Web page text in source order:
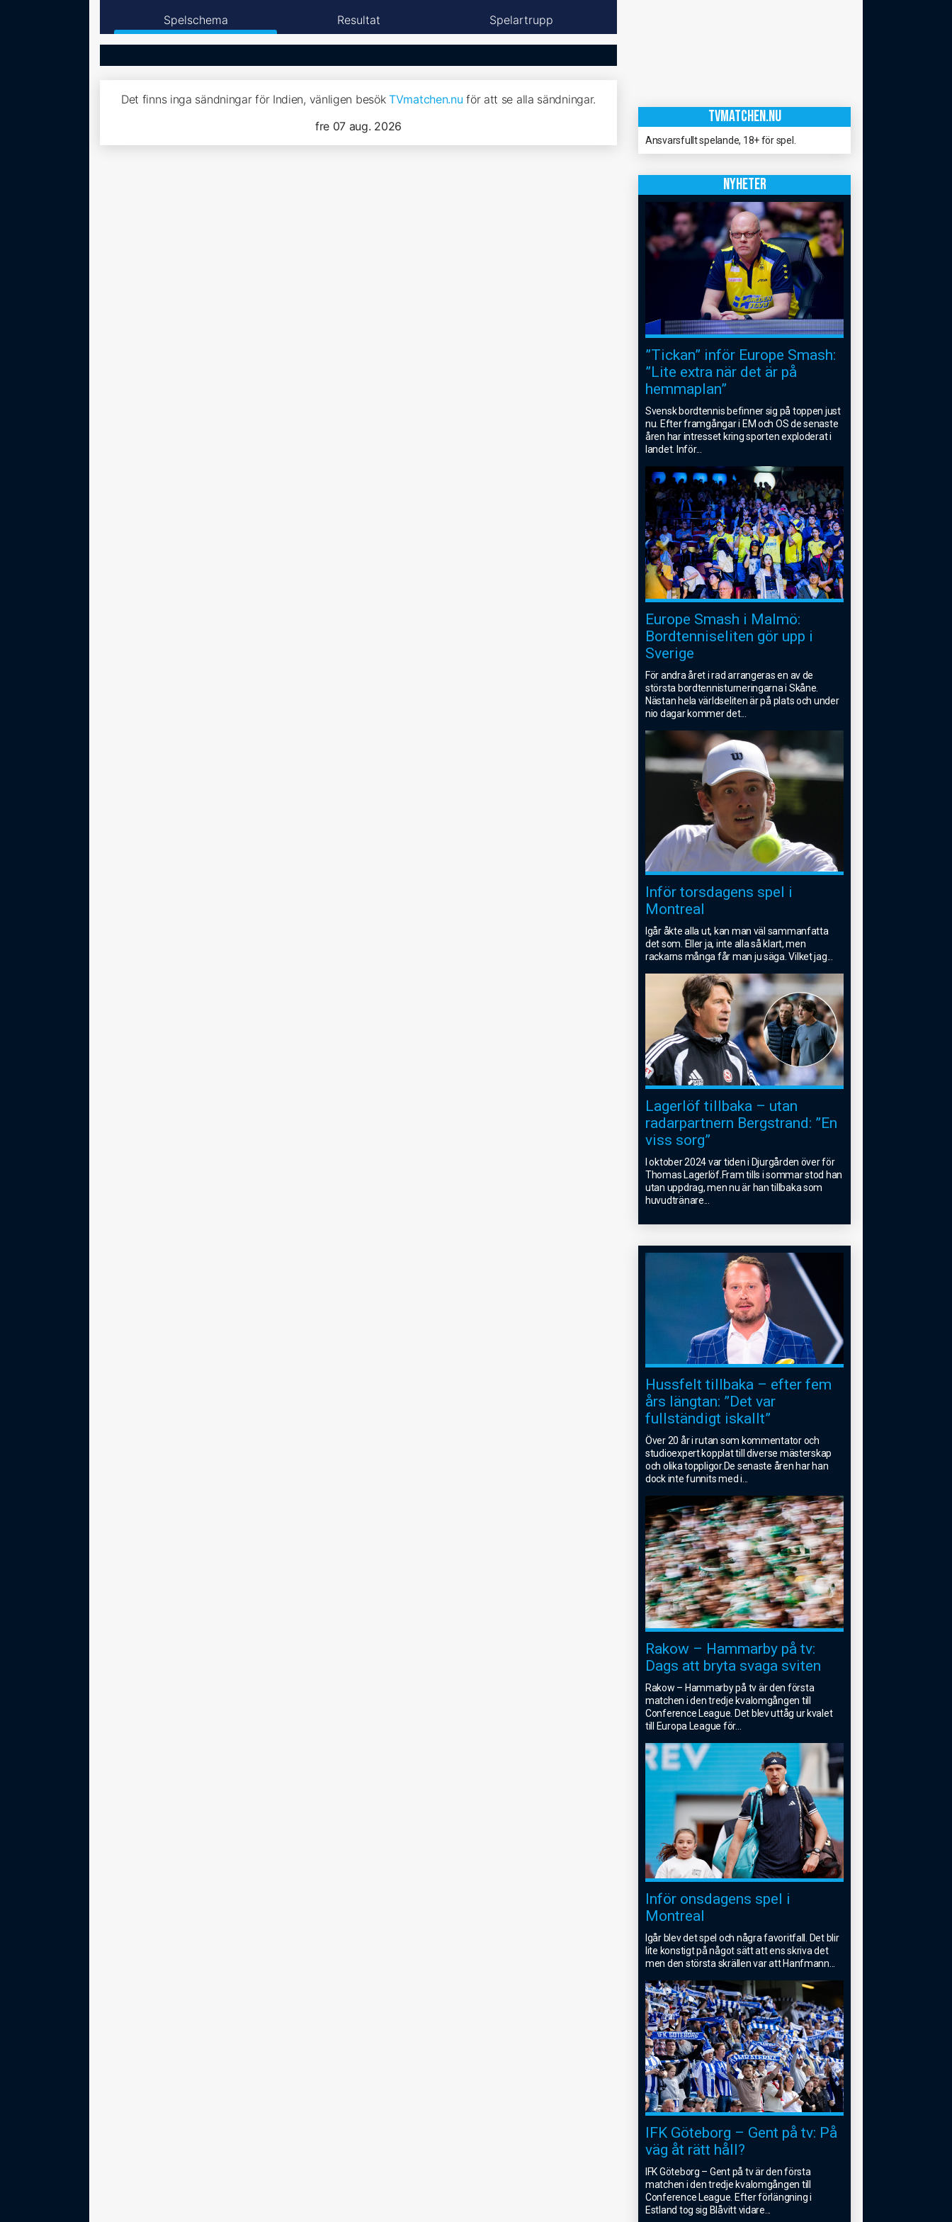
Spelschema Resultat Spelartrupp
Det finns inga sändningar för Indien, vänligen besökTVmatchen.nu för att se alla sändningar.
fre 07 aug. 2026
TVMATCHEN.NU
Ansvarsfullt spelande, 18+ för spel.
NYHETER
”Tickan” inför Europe Smash:
”Lite extra när det är på
hemmaplan”
Svensk bordtennis befinner sig på toppen just
nu. Efter framgångar i EM och OS de senaste
åren har intresset kring sporten exploderat i
landet. Inför...
Europe Smash i Malmö:
Bordtenniseliten gör upp i
Sverige
För andra året i rad arrangeras en av de
största bordtennisturneringarna i Skåne.
Nästan hela världseliten är på plats och under
nio dagar kommer det...
Inför torsdagens spel i
Montreal
Igår åkte alla ut, kan man väl sammanfatta
det som. Eller ja, inte alla så klart, men
rackarns många får man ju säga. Vilket jag
Lagerlöf tillbaka – utan
radarpartnern Bergstrand: ”En
viss sorg”
I oktober 2024 var tiden i Djurgården över för
Thomas Lagerlöf.Fram tills i sommar stod han
utan uppdrag, men nu är han tillbaka som
huvudtränare
Hussfelt tillbaka – efter fem
års längtan: ”Det var
fullständigt iskallt”
Över 20 år i rutan som kommentator och
studioexpert kopplat till diverse mästerskap
och olika toppligor.De senaste åren har han
dock inte funnits med i
Rakow – Hammarby på tv:
Dags att bryta svaga sviten
Rakow – Hammarby på tv är den första
matchen i den tredje kvalomgången till
Conference League. Det blev uttåg ur kvalet
till Europa League för...
Inför onsdagens spel i
Montreal
Igår blev det spel och några favoritfall. Det blir
lite konstigt på något sätt att ens skriva det
men den största skrällen var att Hanfmann
IFK Göteborg – Gent på tv: På
väg åt rätt håll?
IFK Göteborg – Gent på tv är den första
matchen i den tredje kvalomgången till
Conference League. Efter förlängning i
Estland tog sig Blåvitt vidare...